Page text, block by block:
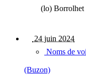
(lo)
24 juin 2024
Noms de
(Buzon)